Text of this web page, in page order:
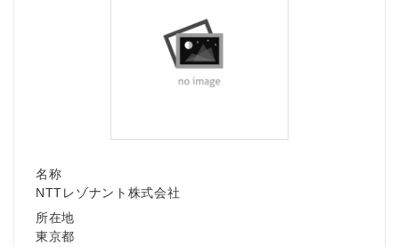
名称
NTTレゾナント株式会社
所在地
東京都